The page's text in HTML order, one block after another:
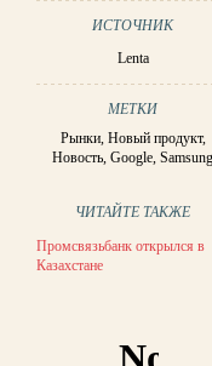
ИСТОЧНИК
Lenta
МЕТКИ
Рынки, Новый продукт,
Новость,Google,Samsung
ЧИТАЙТЕ ТАКЖЕ
Промсвязьбанк открылся в
Казахстане